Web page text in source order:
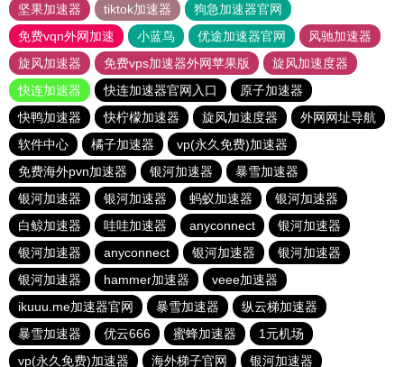
坚果加速器
tiktok加速器
狗急加速器官网
免费vqn外网加速
小蓝鸟 优途加速器官网
风驰加速器
旋风加速器
免费vps加速器外网苹果版
旋风加速度器
快连加速器
快连加速器官网入口
原子加速器
快鸭加速器
快柠檬加速器 旋风加速度器
外网网址导航
软件中心
橘子加速器
vp(永久免费)加速器
免费海外pvn加速器
银河加速器
暴雪加速器
银河加速器
银河加速器 蚂蚁加速器
银河加速器
白鲸加速器
哇哇加速器 anyconnect
银河加速器
银河加速器
anyconnect 银河加速器
银河加速器
银河加速器
hammer加速器
veee加速器
ikuuu.me加速器官网
暴雪加速器
纵云梯加速器
暴雪加速器
优云666 蜜蜂加速器
1元机场
vp(永久免费)加速器
海外梯子官网 银河加速器